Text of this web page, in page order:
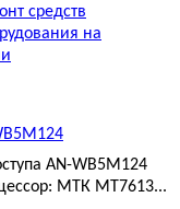
средств
на
AN-WB5M124
МТК MT7613...